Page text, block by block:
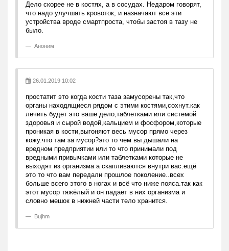
Дело скорее не в костях, а в сосудах. Недаром говорят,
что надо улучшать кровоток, и назначают все эти
устройства вроде смартпроста, чтобы застоя в тазу не
было.
Аноним
26.01.2019 10:02
простатит это когда кости таза замусорены так,что
органы находящиеся рядом с этими костями,сохнут.как
лечить будет это ваше дело,таблетками или системой
здоровья и сырой водой,кальцием и фосфором,которые
проникая в кости,выгоняют весь мусор прямо через
кожу.что там за мусор?это то чем вы дышали на
вредном предприятии или то что принимали под
вредными привычками или таблетками которые не
выходят из организма а скапливаются внутри вас.ещё
это то что вам передали прошлое поколение..всех
больше всего этого в ногах и всё что ниже пояса.так как
этот мусор тяжёлый и он падает в них организма и
словно мешок в нижней части тело хранится.
Bujhm